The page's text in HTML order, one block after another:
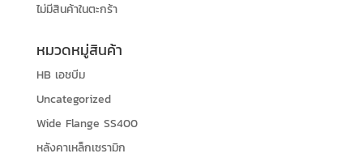
ไม่มีสินค้าในตะกร้า
หมวดหมู่สินค้า
HB เอชบีม
Uncategorized
Wide Flange SS400
หลังคาเหล็กเซรามิก